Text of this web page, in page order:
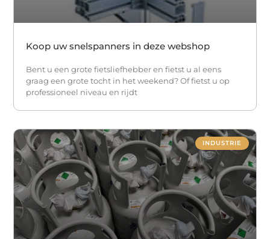
Koop uw snelspanners in deze webshop
Bent u een grote fietsliefhebber en fietst u al eens
graag een grote tocht in het weekend? Of fietst u op
professioneel niveau en rijdt
INDUSTRIE